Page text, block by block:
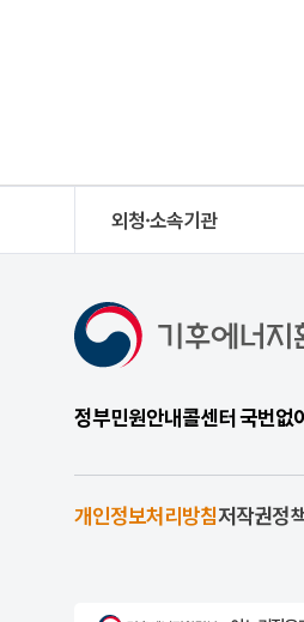
외청·소속기관
정부민원안내콜센터 국번
개인정보처리방침저작권정